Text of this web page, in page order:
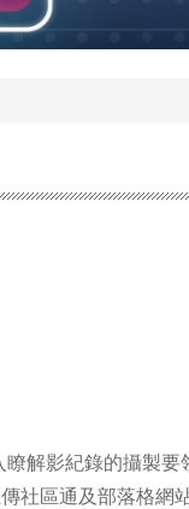
解影紀錄的攝製要
社區通及部落格網